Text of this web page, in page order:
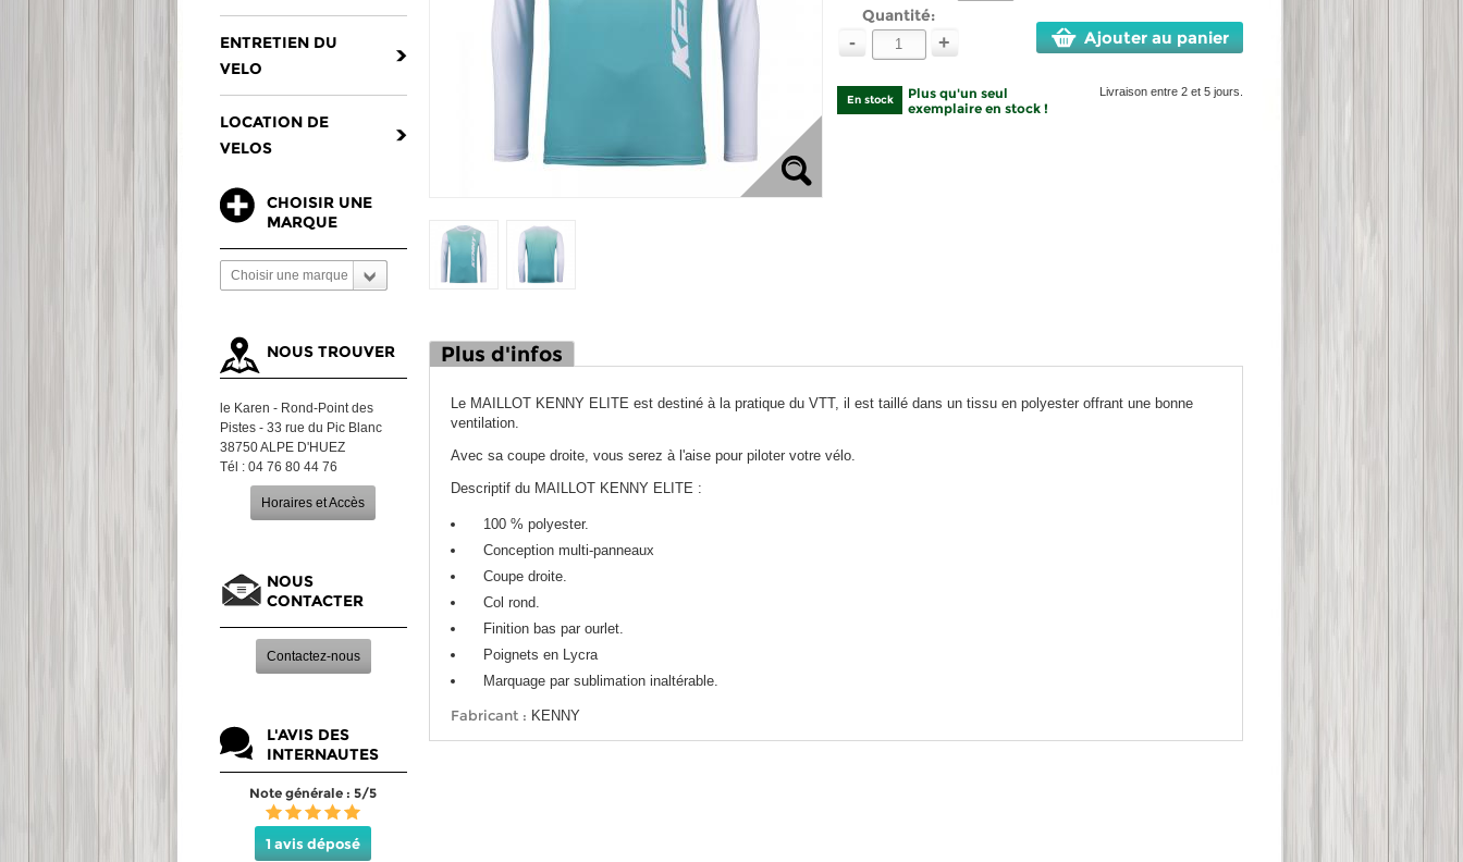
ENTRETIEN DU
VELO
LOCATION DE
VELOS
CHOISIR UNE
MARQUE
Choisir une marque
NOUS TROUVER
le Karen - Rond-Point des
Pistes - 33 rue du Pic Blanc
38750 ALPE D'HUEZ
Tél : 04 76 80 44 76
Horaires et Accès
NOUS
CONTACTER
Contactez-nous
L'AVIS DES
INTERNAUTES
Note générale : 5/5
1 avis déposé
Quantité:
- + Ajouter au panier
En stock
Plus qu'un seul
exemplaire en stock !
Livraison entre 2 et 5 jours.
Plus d'infos
Le MAILLOT KENNY ELITE est destiné à la pratique du VTT, il est taillé dans un tissu en polyester offrant une bonne
ventilation.
Avec sa coupe droite, vous serez à l'aise pour piloter votre vélo.
Descriptif du MAILLOT KENNY ELITE :
100 % polyester.
Conception multi-panneaux
Coupe droite.
Col rond.
Finition bas par ourlet.
Poignets en Lycra
Marquage par sublimation inaltérable.
Fabricant : KENNY